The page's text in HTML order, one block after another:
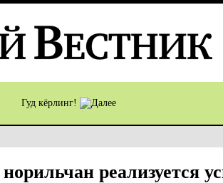
Гуд кёрлинг!
реализуется